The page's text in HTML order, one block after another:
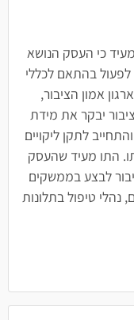
כי העסק הנושא
בהתאם לכללי
אמון הציבור,
יבקר את מידת
לתקן ליקויים
התו מעיד שהעסק
לבצע בממשקים
נהלי טיפול בתלונות